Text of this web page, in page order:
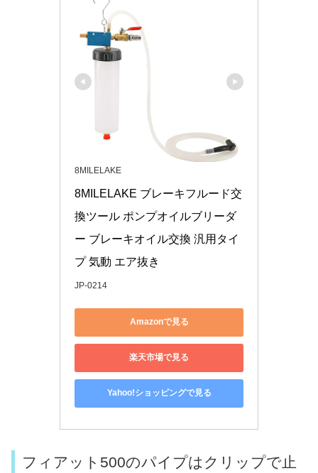
8MILELAKE
8MILELAKE ブレーキフルード交
換ツール ポンプオイルブリーダ
ー ブレーキオイル交換 汎用タイ
プ 気動 エア抜き
JP-0214
Amazonで見る
楽天市場で見る
Yahoo!ショッピングで見る
フィアット500のパイプはクリップで止